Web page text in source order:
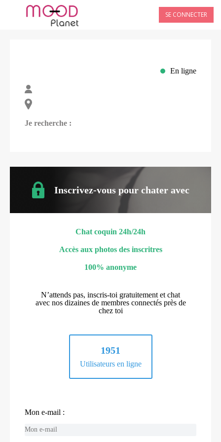
SE CONNECTER
En ligne
Je recherche :
Inscrivez-vous pour chater avec
Chat coquin 24h/24h
Accès aux photos des inscritres
100% anonyme
N’attends pas, inscris-toi gratuitement et chat
avec nos dizaines de membres connectés près de
chez toi
1951
Utilisateurs en ligne
Mon e-mail :